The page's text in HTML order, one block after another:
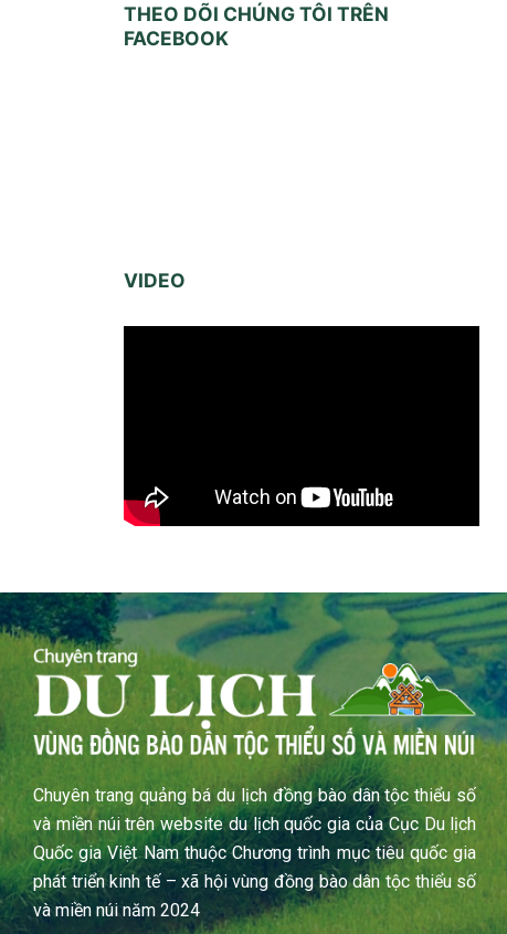
THEO DÕI CHÚNG TÔI TRÊN
FACEBOOK
VIDEO
Chuyên trang quảng bá du lịch đồng bào dân tộc thiểu số
và miền núi trên website du lịch quốc gia của Cục Du lịch
Quốc gia Việt Nam thuộc Chương trình mục tiêu quốc gia
phát triển kinh tế – xã hội vùng đồng bào dân tộc thiểu số
và miền núi năm 2024